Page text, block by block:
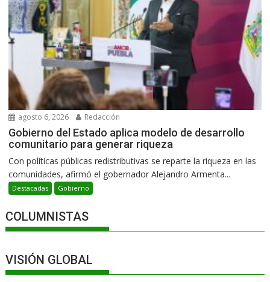
agosto 6, 2026 Redacción
Gobierno del Estado aplica modelo de desarrollo
comunitario para generar riqueza
Con políticas públicas redistributivas se reparte la riqueza en las
comunidades, afirmó el gobernador Alejandro Armenta...
Destacadas Gobierno
COLUMNISTAS
VISIÓN GLOBAL